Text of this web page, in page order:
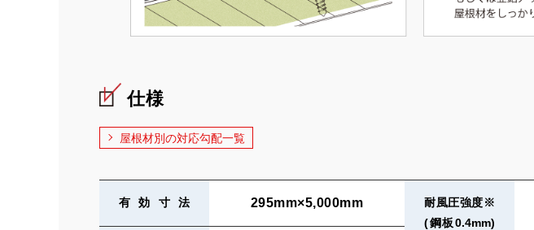
仕様
屋根材別の対応勾配一覧
有効寸法 295mm×5,000mm
耐風圧強度※
(鋼板0.4mm)